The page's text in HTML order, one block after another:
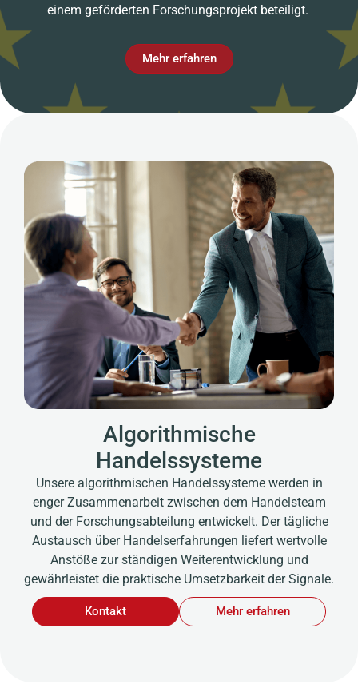
einem geförderten Forschungsprojekt beteiligt.
Mehr erfahren
Algorithmische
Handelssysteme
Unsere algorithmischen Handelssysteme werden in
enger Zusammenarbeit zwischen dem Handelsteam
und der Forschungsabteilung entwickelt. Der tägliche
Austausch über Handelserfahrungen liefert wertvolle
Anstöße zur ständigen Weiterentwicklung und
gewährleistet die praktische Umsetzbarkeit der Signale.
Kontakt Mehr erfahren